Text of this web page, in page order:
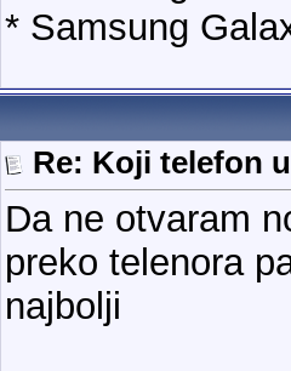
* Samsung
Re: Koji telefon
Da ne otvaram
preko telenora
najbolji